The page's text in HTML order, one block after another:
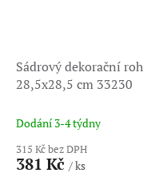
Sádrový dekorační roh
28,5x28,5 cm 33230
Dodání 3-4 týdny
315 Kč bez DPH
381 Kč / ks